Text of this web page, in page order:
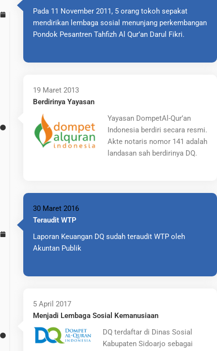
Pada 11 November 2011, 5 orang tokoh sepakat
mendirikan lembaga sosial menunjang perkembangan
Pondok Pesantren Tahfizh Al Qur’an Darul Fikri.
19 Maret 2013
Berdirinya Yayasan
Yayasan DompetAl-Qur’an
Indonesia berdiri secara resmi.
Akte notaris nomor 141 adalah
landasan sah berdirinya DQ.
30 Maret 2016
Teraudit WTP
Laporan Keuangan DQ sudah teraudit WTP oleh
Akuntan Publik
5 April 2017
Menjadi Lembaga Sosial Kemanusiaan
DQ terdaftar di Dinas Sosial
Kabupaten Sidoarjo sebagai